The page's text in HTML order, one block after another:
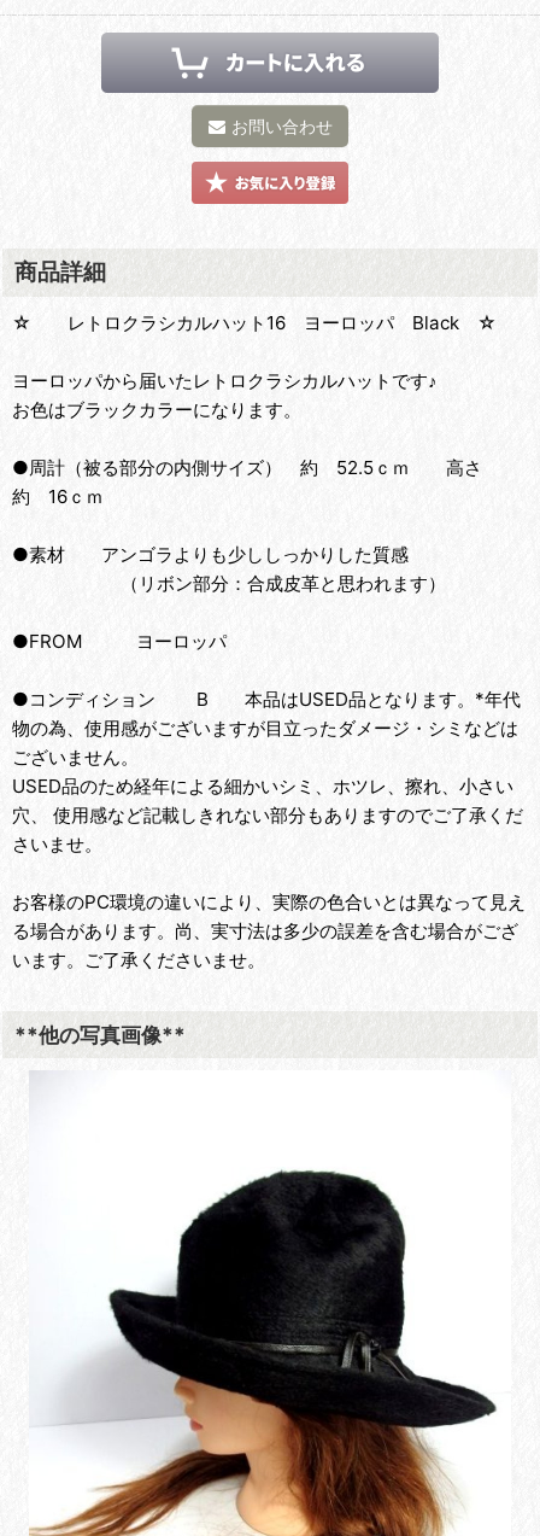
お問い合わせ
商品詳細
☆ レトロクラシカルハット16 ヨーロッパ Black ☆
ヨーロッパから届いたレトロクラシカルハットです♪
お色はブラックカラーになります。
●周計（被る部分の内側サイズ） 約 52.5ｃｍ 高さ
約 16ｃｍ
●素材 アンゴラよりも少ししっかりした質感
（リボン部分：合成皮革と思われます）
●FROM ヨーロッパ
●コンディション B 本品はUSED品となります。*年代
物の為、使用感がございますが目立ったダメージ・シミなどは
ございません。
USED品のため経年による細かいシミ、ホツレ、擦れ、小さい
穴、 使用感など記載しきれない部分もありますのでご了承くだ
さいませ。
お客様のPC環境の違いにより、実際の色合いとは異なって見え
る場合があります。尚、実寸法は多少の誤差を含む場合がござ
います。ご了承くださいませ。
**他の写真画像**